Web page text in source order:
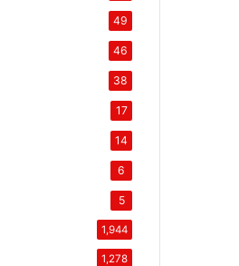
49
46
38
17
14
6
5
1,944
1,278